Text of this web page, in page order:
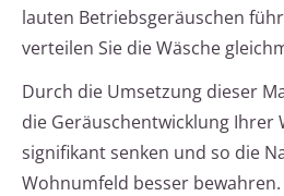
lauten Betriebsgeräuschen
verteilen Sie die Wäsche
Durch die Umsetzung dieser
die Geräuschentwicklung Ihrer
signifikant senken und so die
Wohnumfeld besser bewahren.